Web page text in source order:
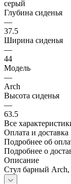
серый
Глубина сиденья
—
37.5
Ширина сиденья
—
44
Модель
—
Arch
Высота сиденья
—
63.5
Все
Оплата и доставка
Подробнее об
Подробнее о
Описание
Стул барный Arch,